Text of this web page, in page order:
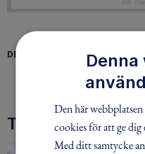
DELA
FACEBOOK
Tre goda skäl
Den här
cookies för att ge dig
Med ditt samtycke